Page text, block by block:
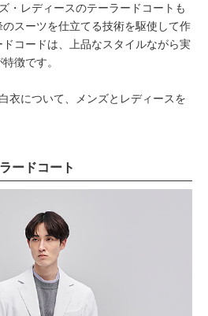
・レディースのテーラードコートも
スーツを仕立てる技術を駆使して作
コードは、上品なスタイルながら実
徴です。
衣について、メンズとレディースを
ードコート